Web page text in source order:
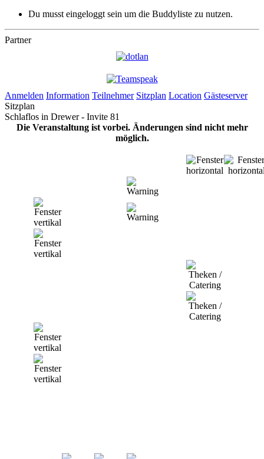
Du musst eingeloggt sein um die Buddyliste zu nutzen.
Partner
Anmelden Information Teilnehmer Sitzplan Location Gästeserver
Sitzplan
Schlaflos in Drewer - Invite 81
Die Veranstaltung ist vorbei. Änderungen sind nicht mehr
möglich.